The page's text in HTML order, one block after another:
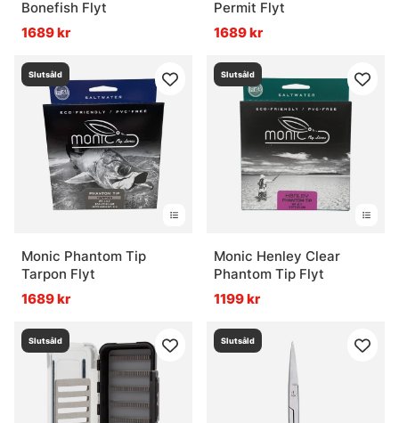
Bonefish Flyt
1689 kr
Permit Flyt
1689 kr
Slutsåld
Monic Phantom Tip
Tarpon Flyt
1689 kr
Slutsåld
Monic Henley Clear
Phantom Tip Flyt
1199 kr
Slutsåld Slutsåld